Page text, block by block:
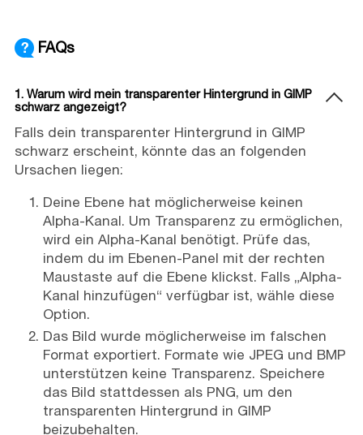
FAQs
1. Warum wird mein transparenter Hintergrund in GIMP
schwarz angezeigt?
Falls dein transparenter Hintergrund in GIMP
schwarz erscheint, könnte das an folgenden
Ursachen liegen:
Deine Ebene hat möglicherweise keinen
Alpha-Kanal. Um Transparenz zu ermöglichen,
wird ein Alpha-Kanal benötigt. Prüfe das,
indem du im Ebenen-Panel mit der rechten
Maustaste auf die Ebene klickst. Falls „Alpha-
Kanal hinzufügen“ verfügbar ist, wähle diese
Option.
Das Bild wurde möglicherweise im falschen
Format exportiert. Formate wie JPEG und BMP
unterstützen keine Transparenz. Speichere
das Bild stattdessen als PNG, um den
transparenten Hintergrund in GIMP
beizubehalten.